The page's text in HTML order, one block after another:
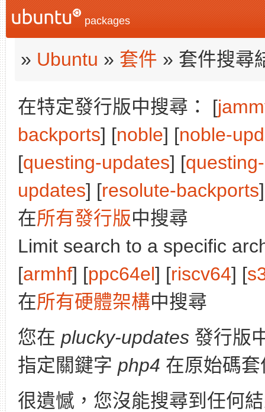
packages
» Ubuntu » 套件 » 套件搜尋
在特定發行版中搜尋： [
backports] [noble] [noble-
[questing-updates] [
updates] [resolute-backports
在所有發行版中搜尋
Limit search to a specific
[armhf] [ppc64el] [riscv64] [
在所有硬體架構中搜尋
您在 plucky-updates 發行版
指定關鍵字 php4 在原始碼
很遺憾，您沒能搜尋到任何